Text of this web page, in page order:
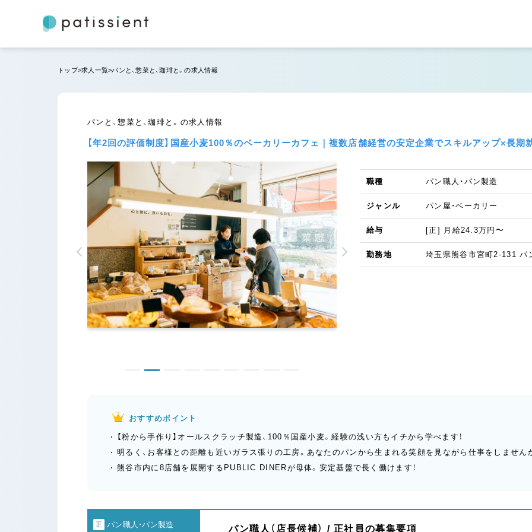
トップ 求人一覧 パンと、惣菜と、珈琲と。の求人情報
パンと、惣菜と、珈琲と。の求人情報
【年2回の評価制度】国産小麦100％のベーカリーカフェ｜複数店舗経営の安定企業でスキルアップ×長期
職種 パン職人・パン製造
ジャンル パン屋・ベーカリー
給与 [正] 月給24.3万円〜
勤務地 埼玉県熊谷市宮町2-131 パ
おすすめポイント
【粉から手作り】オールスクラッチ製造、100％国産小麦。経験の浅い方もイチから学べます！
明るく、お客様との距離も近いガラス張りの工房。あなたのパンから生まれる笑顔を見ながら仕事をしません
熊谷市内に8店舗を展開するPUBLIC DINERが母体。安定基盤で長く働けます！
正 パン職人・パン製造 パン職人（店長候補） / 正社員の募集要項